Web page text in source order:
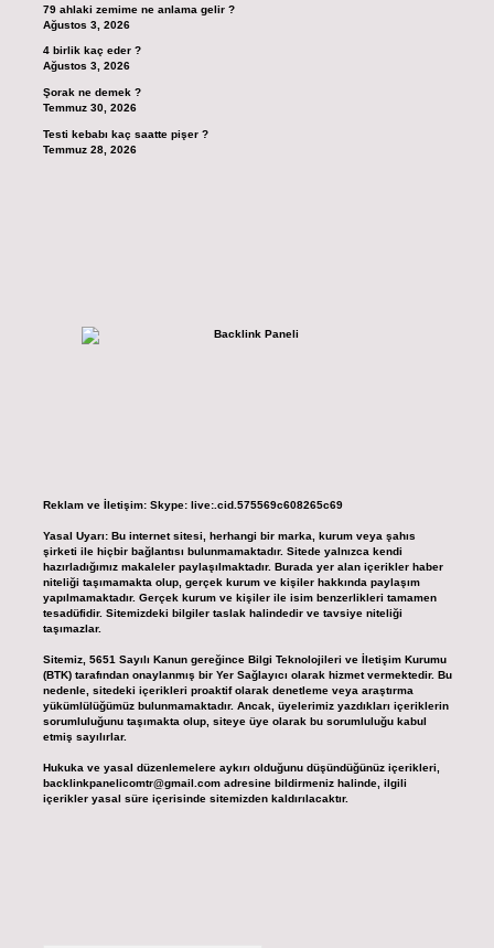
79 ahlaki zemime ne anlama gelir ?
Ağustos 3, 2026
4 birlik kaç eder ?
Ağustos 3, 2026
Şorak ne demek ?
Temmuz 30, 2026
Testi kebabı kaç saatte pişer ?
Temmuz 28, 2026
Reklam ve İletişim: Skype: live:.cid.575569c608265c69
Yasal Uyarı: Bu internet sitesi, herhangi bir marka, kurum veya şahıs
şirketi ile hiçbir bağlantısı bulunmamaktadır. Sitede yalnızca kendi
hazırladığımız makaleler paylaşılmaktadır. Burada yer alan içerikler haber
niteliği taşımamakta olup, gerçek kurum ve kişiler hakkında paylaşım
yapılmamaktadır. Gerçek kurum ve kişiler ile isim benzerlikleri tamamen
tesadüfidir. Sitemizdeki bilgiler taslak halindedir ve tavsiye niteliği
taşımazlar.
Sitemiz, 5651 Sayılı Kanun gereğince Bilgi Teknolojileri ve İletişim Kurumu
(BTK) tarafından onaylanmış bir Yer Sağlayıcı olarak hizmet vermektedir. Bu
nedenle, sitedeki içerikleri proaktif olarak denetleme veya araştırma
yükümlülüğümüz bulunmamaktadır. Ancak, üyelerimiz yazdıkları içeriklerin
sorumluluğunu taşımakta olup, siteye üye olarak bu sorumluluğu kabul
etmiş sayılırlar.
Hukuka ve yasal düzenlemelere aykırı olduğunu düşündüğünüz içerikleri,
backlinkpanelicomtr@gmail.comadresine bildirmeniz halinde, ilgili
içerikler yasal süre içerisinde sitemizden kaldırılacaktır.